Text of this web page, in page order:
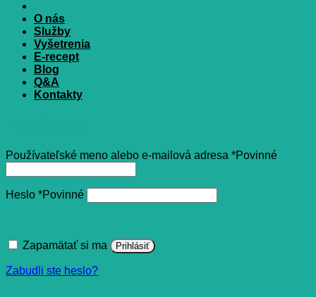
O nás
Služby
Vyšetrenia
E-recept
Blog
Q&A
Kontakty
Používateľské meno alebo e-mailová adresa *Povinné
Heslo *Povinné
Zapamätať si ma Prihlásiť
Zabudli ste heslo?